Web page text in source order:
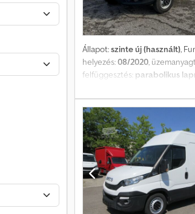
Állapot:szinte új (használt),
helyezés:08/2020 ,
felfüggesztés: parabolikus
fékrendszer), ködlámpák,
Évjárat: 2020/08 Dízel motor 6
kW (180 LE) Lökettérfogat: 3
Teherbírás: 870 kg
Navigációs rendszer LED